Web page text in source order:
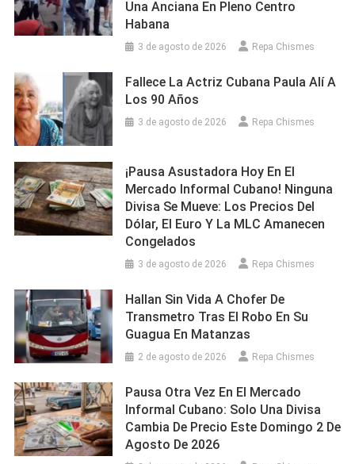
Una Anciana En Pleno Centro
Habana
3 de agosto de 2026 Repa Chismes
Fallece La Actriz Cubana Paula Alí A
Los 90 Años
3 de agosto de 2026 Repa Chismes
¡Pausa Asustadora Hoy En El
Mercado Informal Cubano! Ninguna
Divisa Se Mueve: Los Precios Del
Dólar, El Euro Y La MLC Amanecen
Congelados
3 de agosto de 2026 Repa Chismes
Hallan Sin Vida A Chofer De
Transmetro Tras El Robo En Su
Guagua En Matanzas
2 de agosto de 2026 Repa Chismes
Pausa Otra Vez En El Mercado
Informal Cubano: Solo Una Divisa
Cambia De Precio Este Domingo 2 De
Agosto De 2026